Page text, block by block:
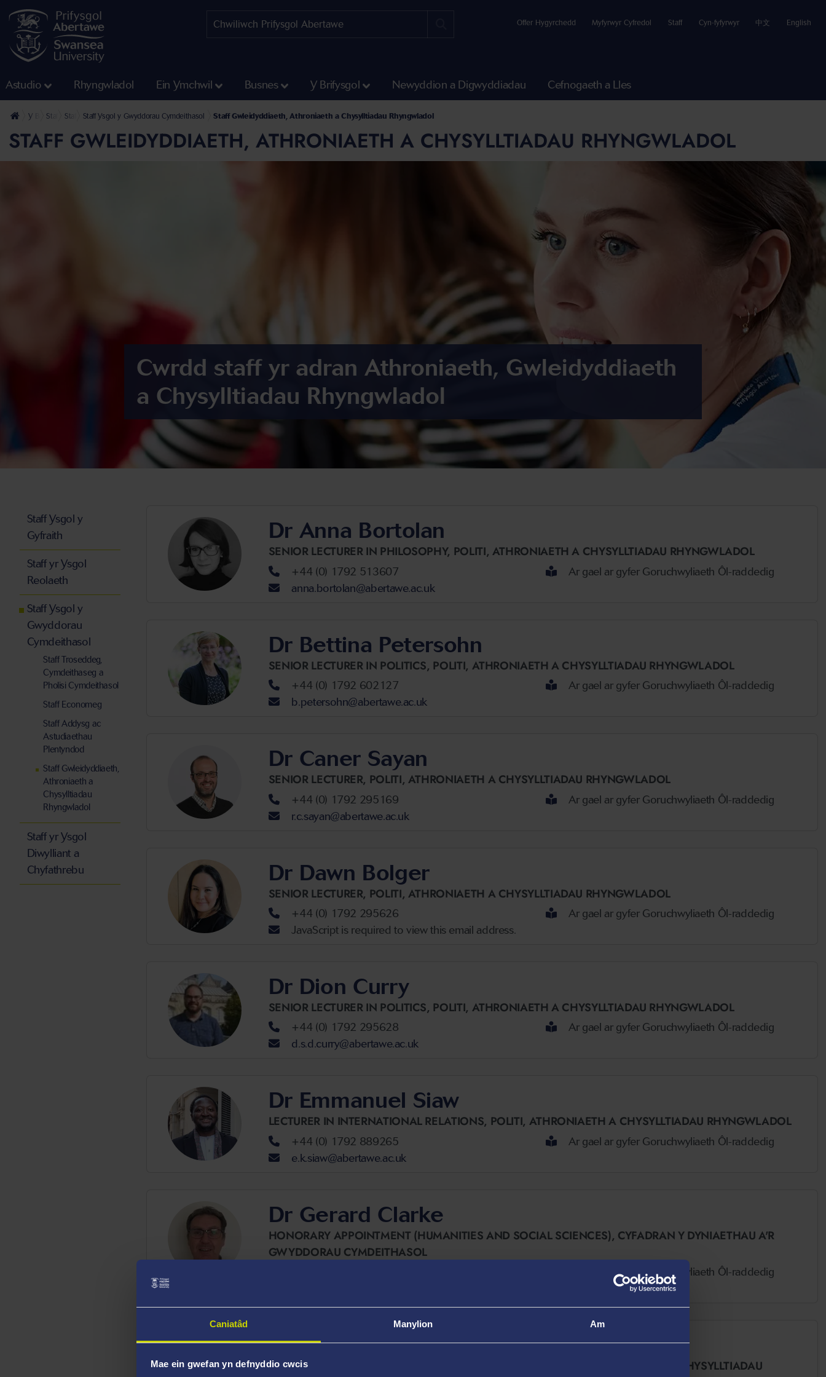
Caniatâd Manylion Am
Mae ein gwefan yn defnyddio cwcis
Offer Hygyrchedd Myfyrwyr Cyfredol Staff Cyn-fyfyrwyr 中文 English
Astudio Rhyngwladol Ein Ymchwil Busnes Y Brifysgol Newyddion a Digwyddiadau Cefnogaeth a Lles
Y Brifysgol
Staff Staff yng Nghyfadran y Dyniaethau a’r Gwyddorau Cymdeithasol
Staff Ysgol y Gwyddorau Cymdeithasol Staff Gwleidyddiaeth, Athroniaeth a Chysylltiadau Rhyngwladol
STAFF GWLEIDYDDIAETH, ATHRONIAETH A CHYSYLLTIADAU RHYNGWLADOL
Cwrdd staff yr adran Athroniaeth, Gwleidyddiaeth
a Chysylltiadau Rhyngwladol
Dr Anna Bortolan
SENIOR LECTURER IN PHILOSOPHY, POLITI, ATHRONIAETH A CHYSYLLTIADAU RHYNGWLADOL
+44 (0) 1792 513607
anna.bortolan@abertawe.ac.uk
Ar gael ar gyfer Goruchwyliaeth Ôl-raddedig
Dr Bettina Petersohn
SENIOR LECTURER IN POLITICS, POLITI, ATHRONIAETH A CHYSYLLTIADAU RHYNGWLADOL
+44 (0) 1792 602127
b.petersohn@abertawe.ac.uk
Ar gael ar gyfer Goruchwyliaeth Ôl-raddedig
Dr Caner Sayan
SENIOR LECTURER, POLITI, ATHRONIAETH A CHYSYLLTIADAU RHYNGWLADOL
+44 (0) 1792 295169
r.c.sayan@abertawe.ac.uk
Ar gael ar gyfer Goruchwyliaeth Ôl-raddedig
Dr Dawn Bolger
SENIOR LECTURER, POLITI, ATHRONIAETH A CHYSYLLTIADAU RHYNGWLADOL
+44 (0) 1792 295626
JavaScript is required to view this email address.
Ar gael ar gyfer Goruchwyliaeth Ôl-raddedig
Dr Dion Curry
SENIOR LECTURER IN POLITICS, POLITI, ATHRONIAETH A CHYSYLLTIADAU RHYNGWLADOL
+44 (0) 1792 295628
d.s.d.curry@abertawe.ac.uk
Ar gael ar gyfer Goruchwyliaeth Ôl-raddedig
Dr Emmanuel Siaw
LECTURER IN INTERNATIONAL RELATIONS, POLITI, ATHRONIAETH A CHYSYLLTIADAU RHYNGWLADOL
+44 (0) 1792 889265
e.k.siaw@abertawe.ac.uk
Ar gael ar gyfer Goruchwyliaeth Ôl-raddedig
Dr Gerard Clarke
HONORARY APPOINTMENT (HUMANITIES AND SOCIAL SCIENCES), CYFADRAN Y DYNIAETHAU A'R
GWYDDORAU CYMDEITHASOL
Ar gael ar gyfer Goruchwyliaeth Ôl-raddedig
Dr Jamie Stacey
TUTOR IN POLITICS AND INTERNATIONAL RELATIONS,
POLITI, ATHRONIAETH A CHYSYLLTIADAU
Staff Ysgol y
Gyfraith
Staff yr Ysgol
Reolaeth
Staff Ysgol y
Gwyddorau
Cymdeithasol
Staff Troseddeg,
Cymdeithaseg a
Pholisi Cymdeithasol
Staff Economeg
Staff Addysg ac
Astudiaethau
Plentyndod
Staff Gwleidyddiaeth,
Athroniaeth a
Chysylltiadau
Rhyngwladol
Staff yr Ysgol
Diwylliant a
Chyfathrebu